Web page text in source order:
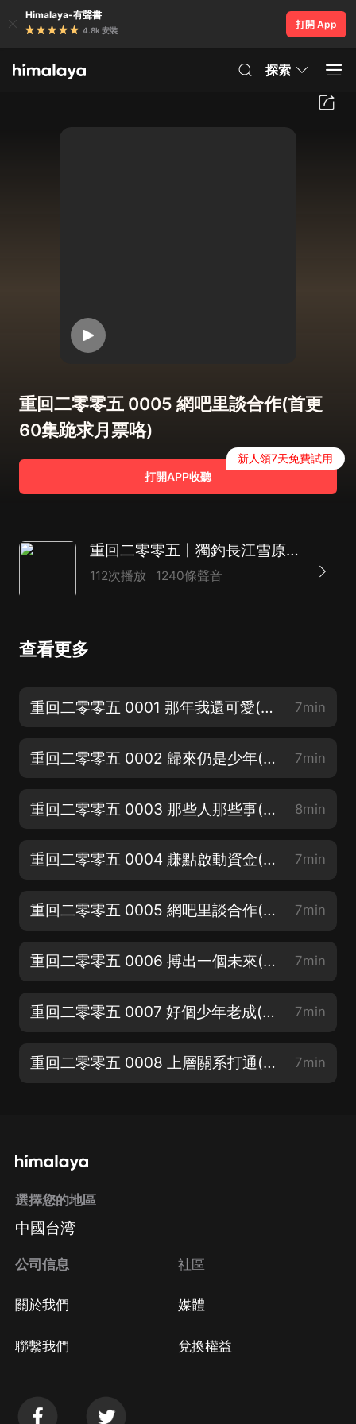
Himalaya-有聲書
4.8k 安裝
打開 App
探索
重回二零零五 0005 網吧里談合作(首更
60集跪求月票咯)
打開APP收聽
新人領7天免費試用
重回二零零五丨獨釣長江雪原著丨重返2005丨逆襲丨多人有聲劇丨都市爽文
112次播放 1240條聲音
查看更多
重回二零零五 0001 那年我還可愛(週安安重生逆襲之路) 7min
重回二零零五 0002 歸來仍是少年(關注訂閱轉發三連來一波) 7min
重回二零零五 0003 那些人那些事(重生2005，我的時代我做主) 8min
重回二零零五 0004 賺點啟動資金(歡迎吐槽歡迎評論) 7min
重回二零零五 0005 網吧里談合作(首更60集跪求月票咯) 7min
重回二零零五 0006 搏出一個未來(首週日更10集精彩不會錯過) 7min
重回二零零五 0007 好個少年老成(期待聆聽輕鬆勵志爽文) 7min
重回二零零五 0008 上層關系打通(求老板們月票、點讚、評論轉發) 7min
選擇您的地區
中國台湾
公司信息
關於我們
聯繫我們
社區
媒體
兌換權益